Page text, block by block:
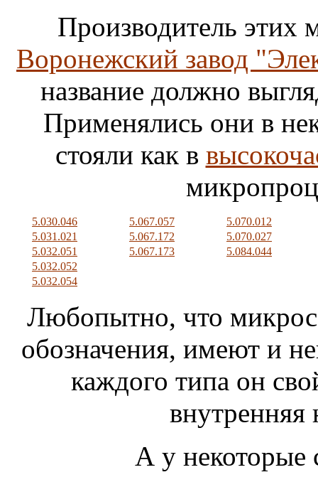
Производитель этих
Воронежский завод
название должно
Применялись они в
стояли как в
5.030.046 5.067.057
5.070.012
5.031.021
5.067.172
5.070.027
5.032.051
5.067.173
5.084.044
5.032.052
5.032.054
Любопытно, что
обозначения, имеют и
каждого типа он
внутренняя
А у некоторые